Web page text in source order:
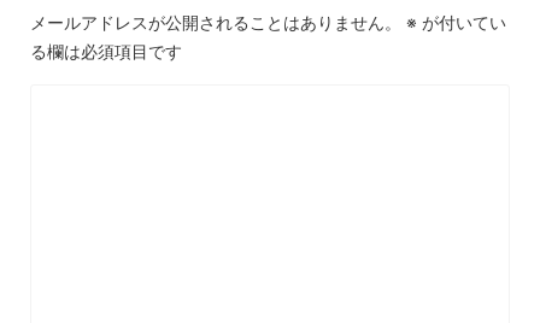
メールアドレスが公開されることはありません。 ※ が付いてい
る欄は必須項目です